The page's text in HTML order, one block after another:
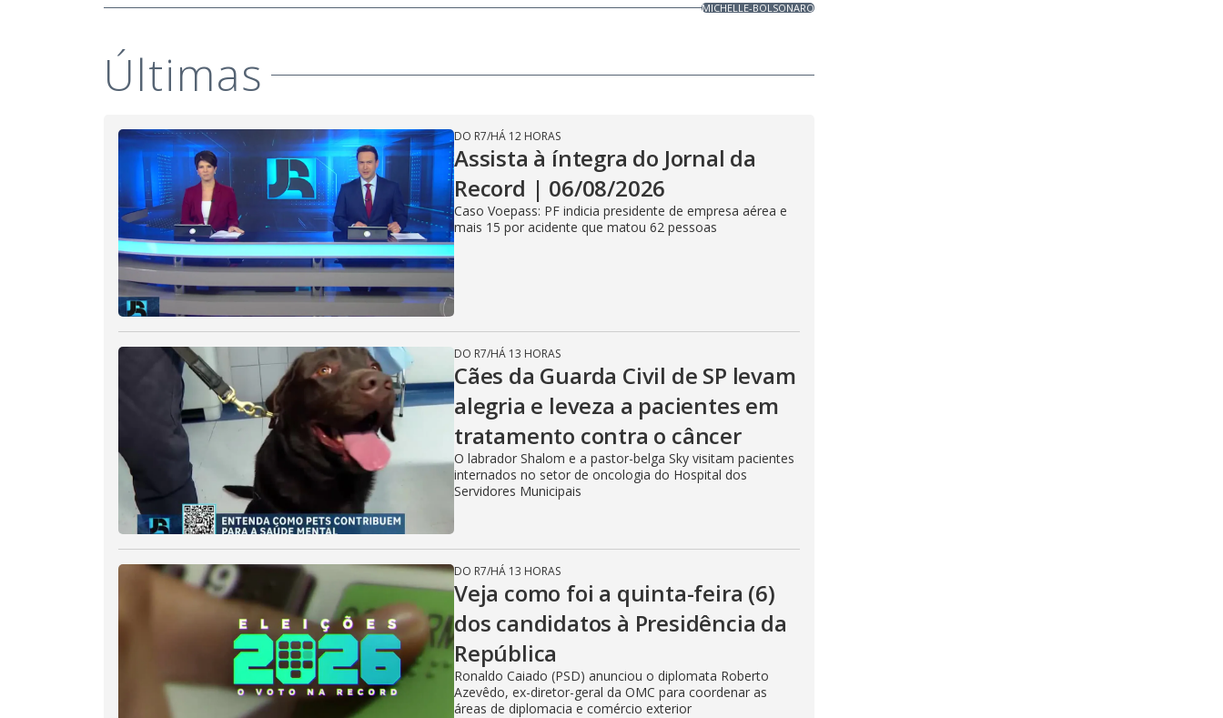
MICHELLE-BOLSONARO
Últimas
DO R7/HÁ 12 HORAS
Assista à íntegra do Jornal da
Record | 06/08/2026
Caso Voepass: PF indicia presidente de empresa aérea e
mais 15 por acidente que matou 62 pessoas
DO R7/HÁ 13 HORAS
Cães da Guarda Civil de SP levam
alegria e leveza a pacientes em
tratamento contra o câncer
O labrador Shalom e a pastor-belga Sky visitam pacientes
internados no setor de oncologia do Hospital dos
Servidores Municipais
DO R7/HÁ 13 HORAS
Veja como foi a quinta-feira (6)
dos candidatos à Presidência da
República
Ronaldo Caiado (PSD) anunciou o diplomata Roberto
Azevêdo, ex-diretor-geral da OMC para coordenar as
áreas de diplomacia e comércio exterior